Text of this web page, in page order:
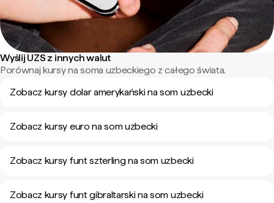
Wyślij UZS z innych walut
Porównaj kursy na soma uzbeckiego z całego świata.
Zobacz kursy dolar amerykański na som uzbecki
Zobacz kursy euro na som uzbecki
Zobacz kursy funt szterling na som uzbecki
Zobacz kursy funt gibraltarski na som uzbecki